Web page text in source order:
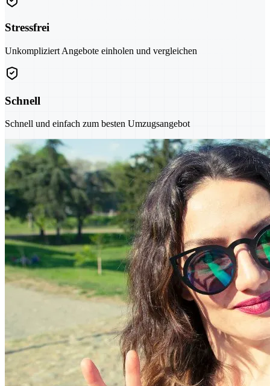
Stressfrei
Unkompliziert Angebote einholen und vergleichen
Schnell
Schnell und einfach zum besten Umzugsangebot